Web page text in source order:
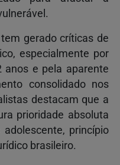
gerado críticas de
especialmente por
anos e pela aparente
consolidado nos
destacam que a
prioridade absoluta
princípio
brasileiro.